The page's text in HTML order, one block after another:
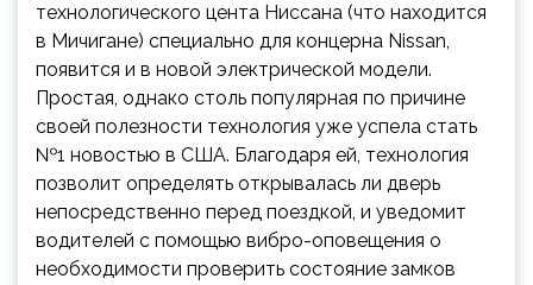
технологического цента Ниссана (что находится
в Мичигане) специально для концерна Nissan,
появится и в новой электрической модели.
Простая, однако столь популярная по причине
своей полезности технология уже успела стать
№1 новостью в США. Благодаря ей, технология
позволит определять открывалась ли дверь
непосредственно перед поездкой, и уведомит
водителей с помощью вибро-оповещения о
необходимости проверить состояние замков